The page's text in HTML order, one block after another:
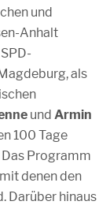
und
Anhalt
als
und Armin
100 Tage
Programm
denen den
Darüber hinaus